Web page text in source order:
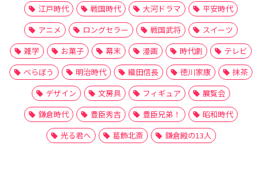
江戸時代 戦国時代 大河ドラマ
平安時代
アニメ
ロングセラー 戦国武将
スイーツ
雑学
お菓子 幕末 漫画 時代劇
テレビ
べらぼう
明治時代 織田信長 徳川家康
抹茶
デザイン
文房具 フィギュア
展覧会
鎌倉時代
豊臣秀吉 豊臣兄弟！
昭和時代
光る君へ
葛飾北斎 鎌倉殿の13人